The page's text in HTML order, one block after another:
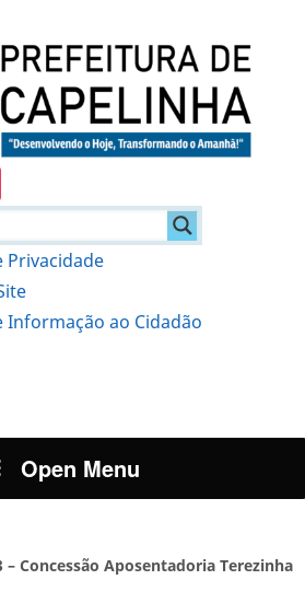
Privacidade
Informação ao Cidadão
Open Menu
– Concessão Aposentadoria Terezinha